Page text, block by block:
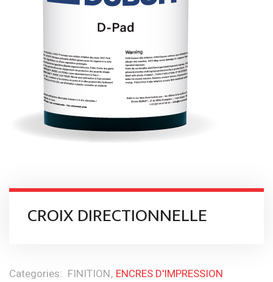
CROIX DIRECTIONNELLE
Categories: FINITION ENCRES D'IMPRESSION